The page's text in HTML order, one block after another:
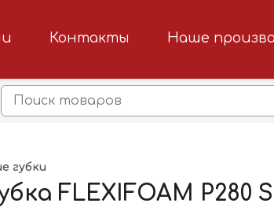
Контакты Наше
губки
FLEXIFOAM P280